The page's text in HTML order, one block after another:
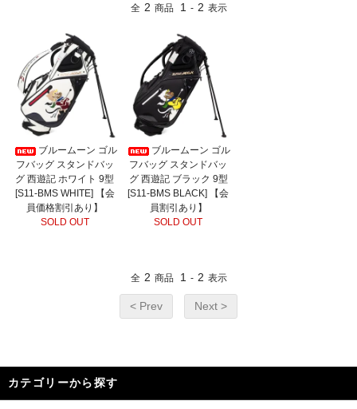
全 2 商品 1 - 2 表示
ブルームーン ゴル
フバッグ スタンドバッ
グ 西遊記 ホワイト 9型
[S11-BMS WHITE] 【会
員価格割引あり】
SOLD OUT
ブルームーン ゴル
フバッグ スタンドバッ
グ 西遊記 ブラック 9型
[S11-BMS BLACK] 【会
員割引あり】
SOLD OUT
全 2 商品 1 - 2 表示
< Prev Next >
カテゴリーから探す